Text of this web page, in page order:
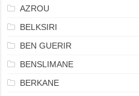
AZROU
BELKSIRI
BEN GUERIR
BENSLIMANE
BERKANE